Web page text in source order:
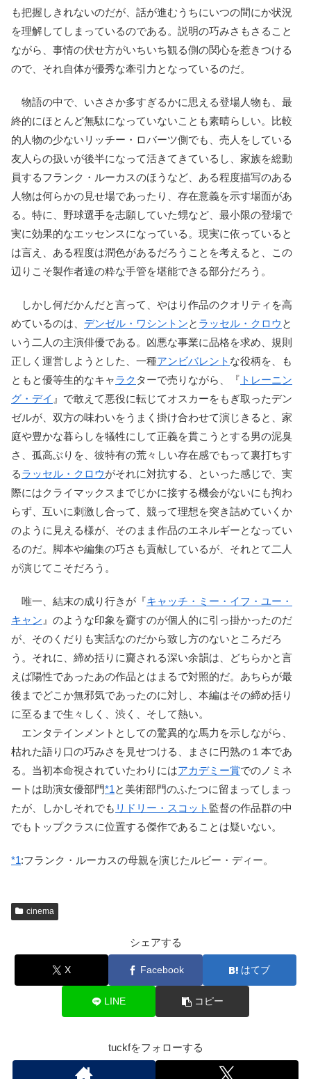
も把握しきれないのだが、話が進むうちにいつの間にか状況
を理解してしまっているのである。説明の巧みさもさること
ながら、事情の伏せ方がいちいち観る側の関心を惹きつける
ので、それ自体が優秀な牽引力となっているのだ。
物語の中で、いささか多すぎるかに思える登場人物も、最
終的にほとんど無駄になっていないことも素晴らしい。比較
的人物の少ないリッチー・ロバーツ側でも、売人をしている
友人らの扱いが後半になって活きてきているし、家族を総動
員するフランク・ルーカスのほうなど、ある程度描写のある
人物は何らかの見せ場であったり、存在意義を示す場面があ
る。特に、野球選手を志願していた甥など、最小限の登場で
実に効果的なエッセンスになっている。現実に依っていると
は言え、ある程度は潤色があるだろうことを考えると、この
辺りこそ製作者達の粋な手管を堪能できる部分だろう。
しかし何だかんだと言って、やはり作品のクオリティを高
めているのは、 デンゼル・ワシントンと ラッセル・クロウ と
いう二人の主演俳優である。凶悪な事業に品格を求め、規則
正しく運営しようとした、一種アンビバレント な役柄を、も
ともと優等生的なキャラク ターで売りながら、『 トレーニン
グ・デイ 』で敢えて悪役に転じてオスカーをもぎ取ったデン
ゼルが、双方の味わいをうまく掛け合わせて演じきると、家
庭や豊かな暮らしを犠牲にして正義を貫こうとする男の泥臭
さ、孤高ぶりを、彼特有の荒々しい存在感でもって裏打ちす
るラッセル・クロウがそれに対抗する、といった感じで、実
際にはクライマックスまでじかに接する機会がないにも拘わ
らず、互いに刺激し合って、競って理想を突き詰めていくか
のように見える様が、そのまま作品のエネルギーとなってい
るのだ。脚本や編集の巧さも貢献しているが、それとて二人
が演じてこそだろう。
唯一、結末の成り行きが『キャッチ・ミー・イフ・ユー・
キャン 』のような印象を齎すのが個人的に引っ掛かったのだ
が、そのくだりも実話なのだから致し方のないところだろ
う。それに、締め括りに齎される深い余韻は、どちらかと言
えば陽性であったあの作品とはまるで対照的だ。あちらが最
後までどこか無邪気であったのに対し、本編はその締め括り
に至るまで生々しく、渋く、そして熱い。
エンタテインメントとしての驚異的な馬力を示しながら、
枯れた語り口の巧みさを見せつける、まさに円熟の１本であ
る。当初本命視されていたわりにはアカデミー賞でのノミネ
ートは助演女優部門*1と美術部門のふたつに留まってしまっ
たが、しかしそれでも リドリー・スコット 監督の作品群の中
でもトップクラスに位置する傑作であることは疑いない。
*1:フランク・ルーカスの母親を演じたルビー・ディー。
cinema
シェアする
X Facebook はてブ
LINE コピー
tuckfをフォローする